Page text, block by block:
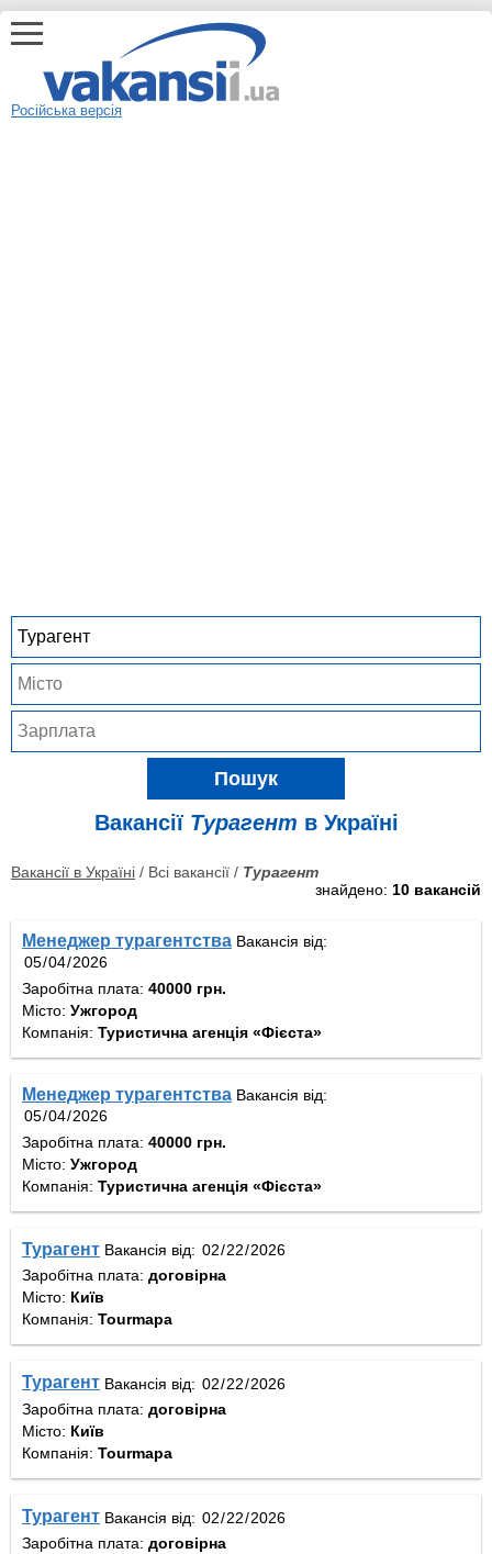
Російська версія
Пошук
Вакансії Турагент в Україні
Вакансії в Україні / Всі вакансії / Турагент
знайдено: 10 вакансій
Менеджер турагентства Вакансія від:
Заробітна плата: 40000 грн.
Місто: Ужгород
Компанія: Туристична агенція «Фієста»
Менеджер турагентства Вакансія від:
Заробітна плата: 40000 грн.
Місто: Ужгород
Компанія: Туристична агенція «Фієста»
Турагент Вакансія від:
Заробітна плата: договірна
Місто: Київ
Компанія: Tourmapa
Турагент Вакансія від:
Заробітна плата: договірна
Місто: Київ
Компанія: Tourmapa
Турагент Вакансія від:
Заробітна плата: договірна